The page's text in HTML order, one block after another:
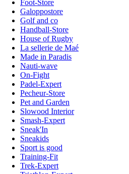
Foot-Store
Galoppostore
Golf and co
Handball-Store
House of Rugby
La sellerie de Maé
Made in Paradis
Nauti-wave
On-Fight
Padel-Expert
Pecheur-Store
Pet and Garden
Slowood Interior
Smash-Expert
Sneak'In
Sneakids
Sport is good
Training-Fit
Trek-Expert